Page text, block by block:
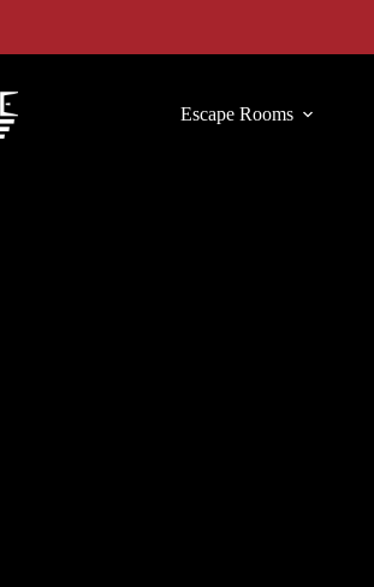
Escape Rooms